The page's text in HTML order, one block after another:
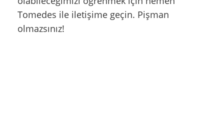
Tomedes ile iletişime geçin. Pişman
olmazsınız!